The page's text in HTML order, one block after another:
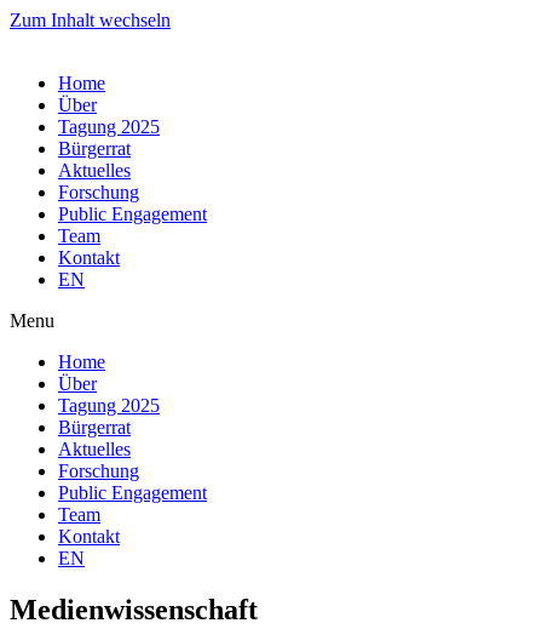
Zum Inhalt wechseln
Home
Über
Tagung 2025
Bürgerrat
Aktuelles
Forschung
Public Engagement
Team
Kontakt
EN
Menu
Home
Über
Tagung 2025
Bürgerrat
Aktuelles
Forschung
Public Engagement
Team
Kontakt
EN
Medienwissenschaft